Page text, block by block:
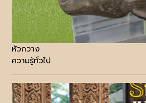
หัวกวาง
ความรู้ทั่วไป